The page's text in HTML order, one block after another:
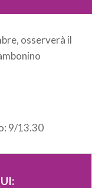
osserverà il
9/13.30